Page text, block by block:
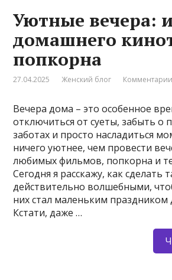
Уютные вечера:
домашнего
попкорна
27.04.2025 Женский блог
Вечера дома – это особенное
отключиться от суеты, забыть о
заботах и просто насладиться
ничего уютнее, чем провести
любимых фильмов, попкорна и
Сегодня я расскажу, как сделать
действительно волшебными,
них стал маленьким праздником
Кстати, даже …